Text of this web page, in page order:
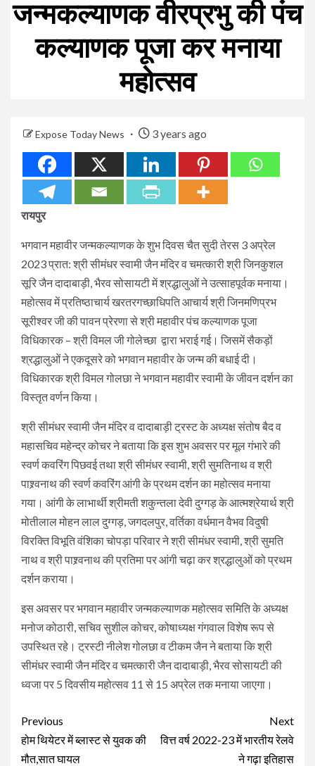
जन्मकल्याणक वीरप्रभु की पंच
कल्याणक पूजा कर मनाया
महोत्सव
Expose Today News 3 years ago
रायपुर
भगवान महावीर जन्मकल्याणक के शुभ दिवस चैत सुदी तेरस 3 अप्रेल
2023 प्रात: श्री सीमंधर स्वामी जैन मंदिर व चमत्कारी श्री जिनकुशल
सूरि जैन दादाबाड़ी, भैरव सोसायटी में श्रद्धालुओं ने उत्साहपूर्वक मनाया।
महोत्सव में प्रतिष्ठाचार्य खरतरगच्छाधिपति आचार्य श्री जिनमणिप्रभ
सूरीश्वर जी की पावन प्रेरणा से श्री महावीर पंच कल्याणक पूजा
विधिकारक – श्री विमल जी गोलेच्छा द्वारा भराई गई। जिसमें सैकड़ों
श्रद्धालुओं ने एकदूसरे को भगवान महावीर के जन्म की बधाई दी।
विधिकारक श्री विमल गोलछा ने भगवान महावीर स्वामी के जीवन दर्शन का
विस्तृत वर्णन किया।
श्री सीमंधर स्वामी जैन मंदिर व दादाबाड़ी ट्रस्ट के अध्यक्ष संतोष बैद व
महासचिव महेन्द्र कोचर ने बताया कि इस शुभ अवसर पर मूल गंभारे की
स्वर्ण कवरिंग पिछवई तथा श्री सीमंधर स्वामी, श्री सुमतिनाथ व श्री
पाश्र्वनाथ की स्वर्ण कवरिंग आंगी के प्रथम दर्शन का महोत्सव मनाया
गया। आंगी के लाभार्थी श्रीमती शकुन्तला देवी दुग्गड़ के आत्मश्रेयार्थ श्री
मोतीलाल मोहन लाल दुग्गड़, जगदलपुर, वर्तिका वर्धमान वैभव विदुषी
विरक्ति विभूति वंशिका चोपड़ा परिवार ने श्री सीमंधर स्वामी, श्री सुमति
नाथ व श्री पाश्र्वनाथ की प्रतिमा पर आंगी चढ़ा कर श्रद्धालुओं को प्रथम
दर्शन कराया।
इस अवसर पर भगवान महावीर जन्मकल्याणक महोत्सव समिति के अध्यक्ष
मनोज कोठारी, सचिव सुशील कोचर, कोषाध्यक्ष गंगवाल विशेष रूप से
उपस्थित रहे। ट्रस्टी नीलेश गोलछा व टीकम जैन ने बताया कि श्री
सीमंधर स्वामी जैन मंदिर व चमत्कारी जैन दादाबाड़ी, भैरव सोसायटी की
ध्वजा पर 5 दिवसीय महोत्सव 11 से 15 अप्रेल तक मनाया जाएगा।
Continue
Reading
Previous
होम थियेटर में ब्लास्ट से युवक की
मौत,सात घायल
Next
वित्त वर्ष 2022-23 में भारतीय रेलवे
ने गढ़ा इतिहास